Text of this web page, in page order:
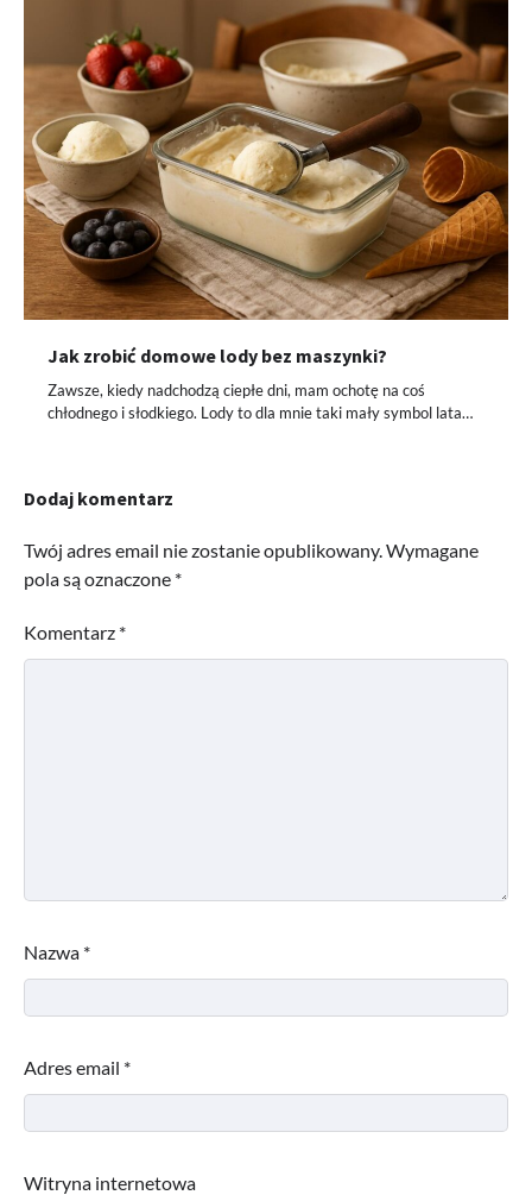
Jak zrobić domowe lody bez maszynki?
Zawsze, kiedy nadchodzą ciepłe dni, mam ochotę na coś
chłodnego i słodkiego. Lody to dla mnie taki mały symbol lata…
Dodaj komentarz
Twój adres email nie zostanie opublikowany. Wymagane
pola są oznaczone *
Komentarz *
Nazwa *
Adres email *
Witryna internetowa